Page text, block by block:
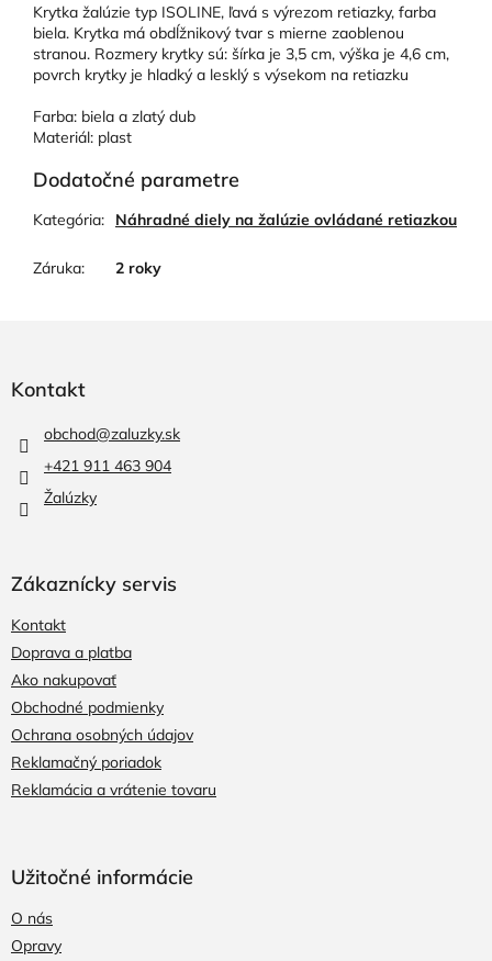
Krytka žalúzie typ ISOLINE, ľavá s výrezom retiazky, farba
biela. Krytka má obdĺžnikový tvar s mierne zaoblenou
stranou. Rozmery krytky sú: šírka je 3,5 cm, výška je 4,6 cm,
povrch krytky je hladký a lesklý s výsekom na retiazku
Farba: biela a zlatý dub
Materiál: plast
Dodatočné parametre
Kategória: Náhradné diely na žalúzie ovládané retiazkou
Záruka: 2 roky
Kontakt
obchod@zaluzky.sk
+421 911 463 904
Žalúzky
Zákaznícky servis
Kontakt
Doprava a platba
Ako nakupovať
Obchodné podmienky
Ochrana osobných údajov
Reklamačný poriadok
Reklamácia a vrátenie tovaru
Užitočné informácie
O nás
Opravy